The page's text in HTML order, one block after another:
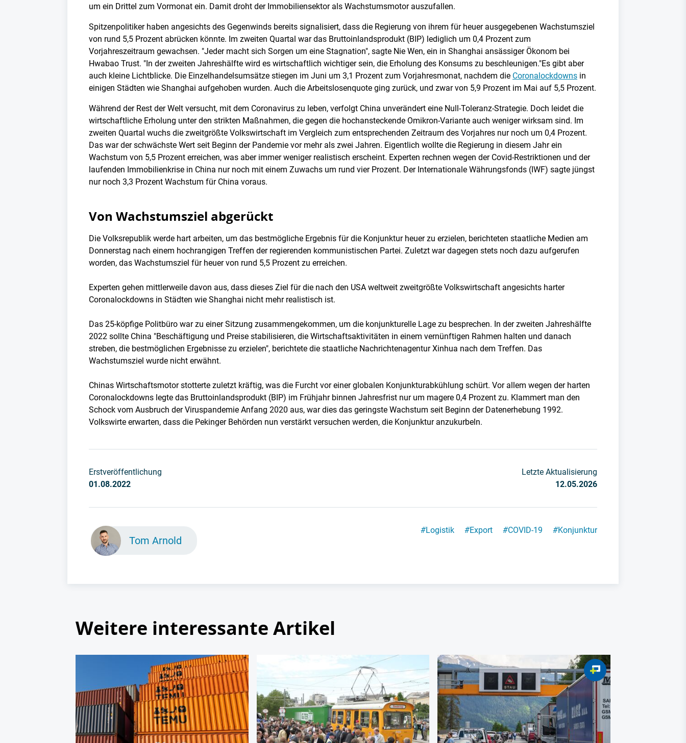
um ein Drittel zum Vormonat ein. Damit droht der Immobiliensektor als Wachstumsmotor auszufallen.
Spitzenpolitiker haben angesichts des Gegenwinds bereits signalisiert, dass die Regierung von ihrem für heuer ausgegebenen Wachstumsziel
von rund 5,5 Prozent abrücken könnte. Im zweiten Quartal war das Bruttoinlandsprodukt (BIP) lediglich um 0,4 Prozent zum
Vorjahreszeitraum gewachsen. "Jeder macht sich Sorgen um eine Stagnation", sagte Nie Wen, ein in Shanghai ansässiger Ökonom bei
Hwabao Trust. "In der zweiten Jahreshälfte wird es wirtschaftlich wichtiger sein, die Erholung des Konsums zu beschleunigen."Es gibt aber
auch kleine Lichtblicke. Die Einzelhandelsumsätze stiegen im Juni um 3,1 Prozent zum Vorjahresmonat, nachdem die Coronalockdowns in
einigen Städten wie Shanghai aufgehoben wurden. Auch die Arbeitslosenquote ging zurück, und zwar von 5,9 Prozent im Mai auf 5,5 Prozent.
Während der Rest der Welt versucht, mit dem Coronavirus zu leben, verfolgt China unverändert eine Null-Toleranz-Strategie. Doch leidet die
wirtschaftliche Erholung unter den strikten Maßnahmen, die gegen die hochansteckende Omikron-Variante auch weniger wirksam sind. Im
zweiten Quartal wuchs die zweitgrößte Volkswirtschaft im Vergleich zum entsprechenden Zeitraum des Vorjahres nur noch um 0,4 Prozent.
Das war der schwächste Wert seit Beginn der Pandemie vor mehr als zwei Jahren. Eigentlich wollte die Regierung in diesem Jahr ein
Wachstum von 5,5 Prozent erreichen, was aber immer weniger realistisch erscheint. Experten rechnen wegen der Covid-Restriktionen und der
laufenden Immobilienkrise in China nur noch mit einem Zuwachs um rund vier Prozent. Der Internationale Währungsfonds (IWF) sagte jüngst
nur noch 3,3 Prozent Wachstum für China voraus.
Von Wachstumsziel abgerückt
Die Volksrepublik werde hart arbeiten, um das bestmögliche Ergebnis für die Konjunktur heuer zu erzielen, berichteten staatliche Medien am
Donnerstag nach einem hochrangigen Treffen der regierenden kommunistischen Partei. Zuletzt war dagegen stets noch dazu aufgerufen
worden, das Wachstumsziel für heuer von rund 5,5 Prozent zu erreichen.
Experten gehen mittlerweile davon aus, dass dieses Ziel für die nach den USA weltweit zweitgrößte Volkswirtschaft angesichts harter
Coronalockdowns in Städten wie Shanghai nicht mehr realistisch ist.
Das 25-köpfige Politbüro war zu einer Sitzung zusammengekommen, um die konjunkturelle Lage zu besprechen. In der zweiten Jahreshälfte
2022 sollte China "Beschäftigung und Preise stabilisieren, die Wirtschaftsaktivitäten in einem vernünftigen Rahmen halten und danach
streben, die bestmöglichen Ergebnisse zu erzielen", berichtete die staatliche Nachrichtenagentur Xinhua nach dem Treffen. Das
Wachstumsziel wurde nicht erwähnt.
Chinas Wirtschaftsmotor stotterte zuletzt kräftig, was die Furcht vor einer globalen Konjunkturabkühlung schürt. Vor allem wegen der harten
Coronalockdowns legte das Bruttoinlandsprodukt (BIP) im Frühjahr binnen Jahresfrist nur um magere 0,4 Prozent zu. Klammert man den
Schock vom Ausbruch der Viruspandemie Anfang 2020 aus, war dies das geringste Wachstum seit Beginn der Datenerhebung 1992.
Volkswirte erwarten, dass die Pekinger Behörden nun verstärkt versuchen werden, die Konjunktur anzukurbeln.
Erstveröffentlichung
01.08.2022
Letzte Aktualisierung
12.05.2026
Tom Arnold
#Logistik #Export #COVID-19 #Konjunktur
Weitere interessante Artikel